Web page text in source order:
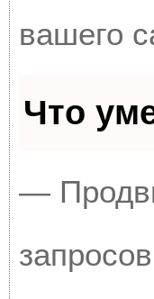
вашего
Что
—